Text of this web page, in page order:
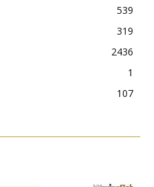
539
319
2436
1
107